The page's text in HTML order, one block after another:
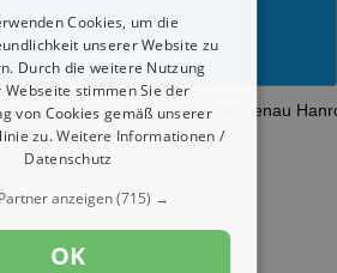
diesen Service abmelden.
Dorfbauerschaft Empte Hangenau
Cookies, um die
unserer Website zu
Durch die weitere Nutzung
Webseite stimmen Sie der
von Cookies gemäß unserer
zu.Weitere Informationen /
Datenschutz
anzeigen(715) →
OK